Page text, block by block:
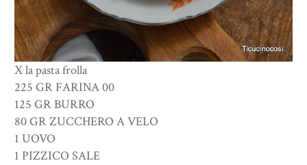
X la pasta frolla
225 GR FARINA 00
125 GR BURRO
80 GR ZUCCHERO A VELO
1 UOVO
1 PIZZICO SALE